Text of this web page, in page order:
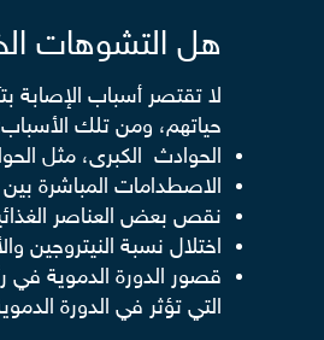
هل التشوهات
لا تقتصر أسباب
حياتهم، ومن تلك
الحوادث الكبرى، مثل
الاصطدامات المباشرة
نقص بعض العناصر
اختلال نسبة
قصور الدورة الدموية في
التي تؤثر في الدورة